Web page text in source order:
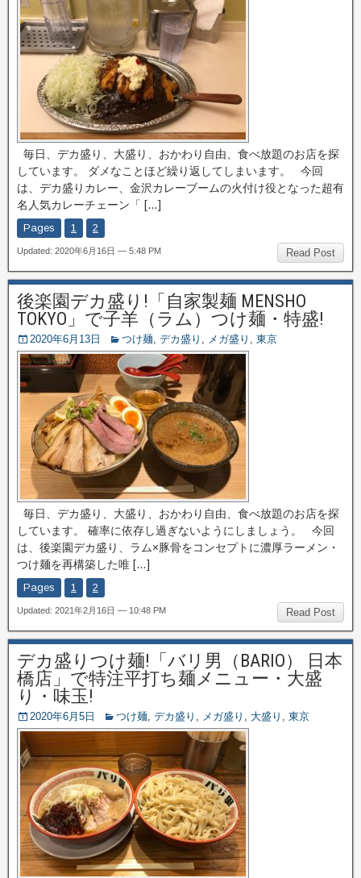
毎日、デカ盛り、大盛り、おかわり自由、食べ放題のお店を探
しています。 ダメなことほど繰り返してしまいます。 今回
は、デカ盛りカレー、金沢カレーブームの火付け役となった超有
名人気カレーチェーン「 […]
Pages 1 2
Read Post
Updated: 2020年6月16日 — 5:48 PM
後楽園デカ盛り!「自家製麺 MENSHO
TOKYO」で子羊（ラム）つけ麺・特盛!
2020年6月13日 つけ麺, デカ盛り , メガ盛り , 東京
毎日、デカ盛り、大盛り、おかわり自由、食べ放題のお店を探
しています。 確率に依存し過ぎないようにしましょう。 今回
は、後楽園デカ盛り、ラム×豚骨をコンセプトに濃厚ラーメン・
つけ麺を再構築した唯 […]
Pages 1 2
Read Post
Updated: 2021年2月16日 — 10:48 PM
デカ盛りつけ麺!「バリ男（BARIO） 日本
橋店」で特注平打ち麺メニュー・大盛
り・味玉!
2020年6月5日 つけ麺, デカ盛り , メガ盛り , 大盛り , 東京